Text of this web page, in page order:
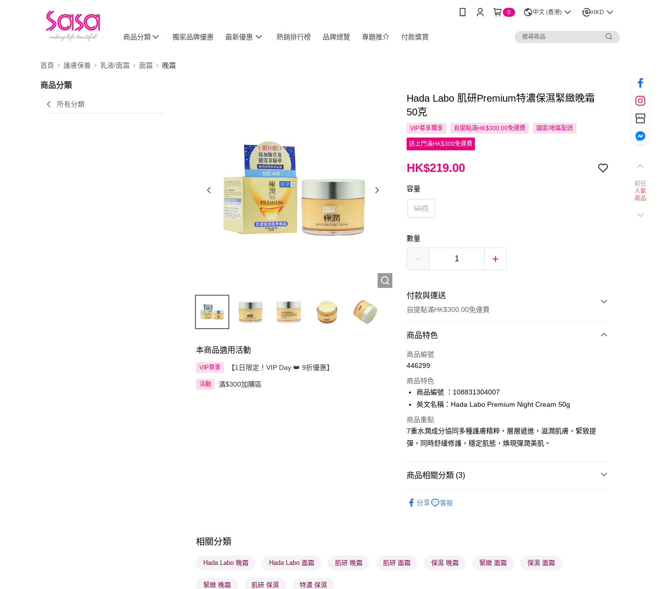
0 中文 (香港) HKD
商品分類 獨家品牌優惠 最新優惠 熱銷排行榜 品牌總覽 專題推介 付款獎賞
首頁 護膚保養 乳液/面霜 面霜 晚霜
商品分類
所有分類
本商品適用活動
VIP尊享 【1日限定！VIP Day 👑 9折優惠】
活動 滿$300加購區
Hada Labo 肌研Premium特濃保濕緊緻晚霜
50克
VIP尊享獨享 自提點滿HK$300.00免運費 國家/地區配送
送上門滿HK$300免運費
HK$219.00
容量
50克
數量
付款與運送
自提點滿HK$300.00免運費
付款方式
信用卡
AlipayHK
PayMe
WeChat Pay
BoC Pay
送貨方式
每筆HK$65.00，滿HK$300.00或以上免運費
商品特色
商品編號
446299
商品特色
商品編號 ：108831304007
英文名稱：Hada Labo Premium Night Cream 50g
商品重點
7重水潤成分協同多種護膚精粹，層層遞進，滋潤肌膚，緊致提
彈，同時舒緩修護，穩定肌態，煥現彈潤美肌。
商品相關分類 (3)
分享 客服
相關分類
Hada Labo 晚霜 Hada Labo 面霜 肌研 晚霜 肌研 面霜 保濕 晚霜 緊緻 面霜 保濕 面霜
緊緻 晚霜 肌研 保濕 特濃 保濕
前往
人氣
商品